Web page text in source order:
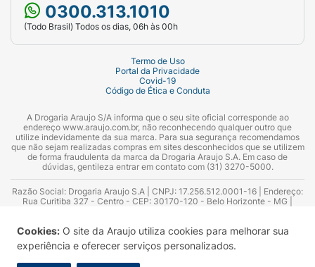
Cookies: O site da Araujo utiliza cookies para melhorar sua
experiência e oferecer serviços personalizados.
0300.313.1010
(Todo Brasil) Todos os dias, 06h às 00h
Termo de Uso
Portal da Privacidade
Covid-19
Código de Ética e Conduta
A Drogaria Araujo S/A informa que o seu site oficial corresponde ao
endereço www.araujo.com.br, não reconhecendo qualquer outro que
utilize indevidamente da sua marca. Para sua segurança recomendamos
que não sejam realizadas compras em sites desconhecidos que se utilizem
de forma fraudulenta da marca da Drogaria Araujo S.A. Em caso de
dúvidas, gentileza entrar em contato com (31) 3270-5000.
Razão Social: Drogaria Araujo S.A | CNPJ: 17.256.512.0001-16 | Endereço:
Rua Curitiba 327 - Centro - CEP: 30170-120 - Belo Horizonte - MG |
Azevedo Guimarães – CRF 10.965 | Yasmin Silva Alvarenga – CRF 52.584 -
Consultor substituto: Thiago Aguiar Pinheiro - CRF Nº 13.748. Alvará
Sanitário: 2025020713 | Autorização de Funcionamento da Empresa (AFE):